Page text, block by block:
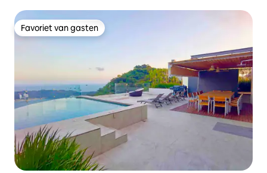
Favoriet van gasten
Favoriet van gasten